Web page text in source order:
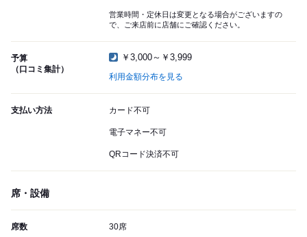
営業時間・定休日は変更となる場合がございますの
で、ご来店前に店舗にご確認ください。
予算
（口コミ集計）
￥3,000～￥3,999
利用金額分布を見る
支払い方法 カード不可
電子マネー不可
QRコード決済不可
席・設備
席数 30席